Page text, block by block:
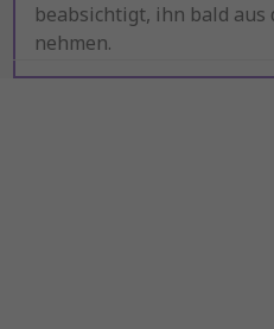
beabsichtigt, ihn bald aus
nehmen.